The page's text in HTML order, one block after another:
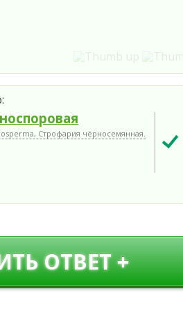
Строфария чёрносемянная.
ОТВЕТ +